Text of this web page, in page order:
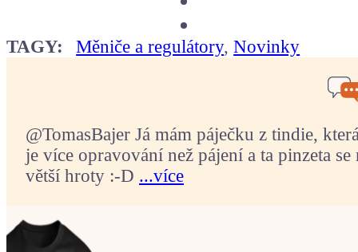
TAGY: Měniče a regulátory,Novinky
@TomasBajer Já mám páječku z tindie,
je více opravování než pájení a ta pinzeta
větší hroty :-D ...více